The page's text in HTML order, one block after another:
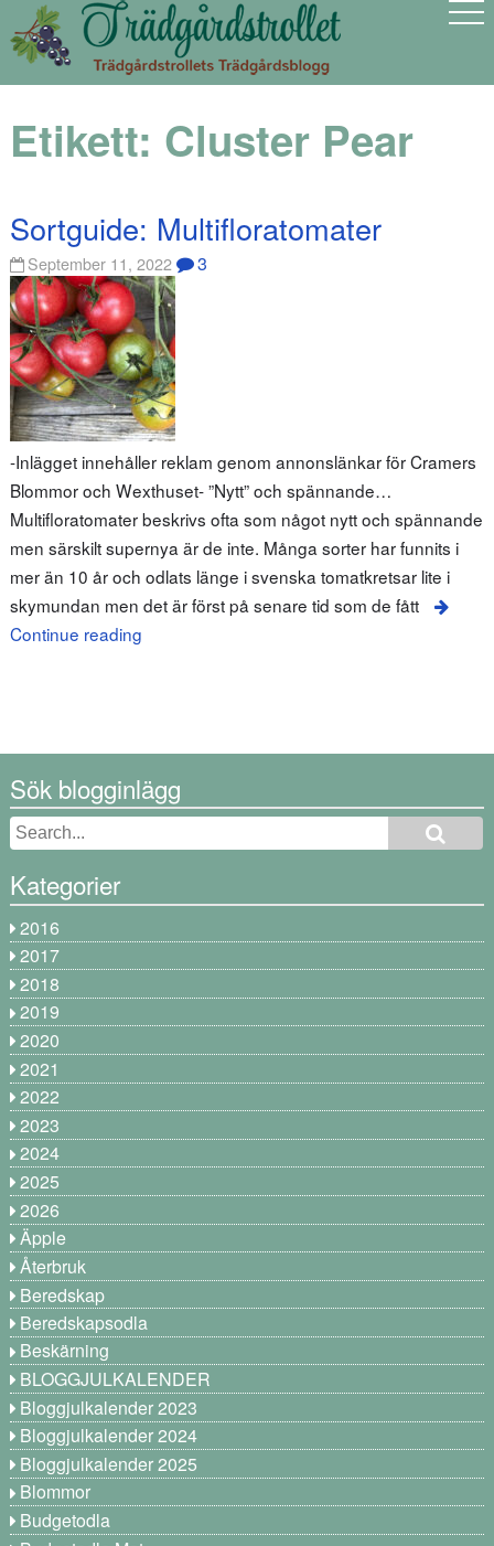
Etikett: Cluster Pear
Sortguide: Multifloratomater
September 11, 2022 3
-Inlägget innehåller reklam genom annonslänkar för Cramers
Blommor och Wexthuset- ”Nytt” och spännande…
Multifloratomater beskrivs ofta som något nytt och spännande
men särskilt supernya är de inte. Många sorter har funnits i
mer än 10 år och odlats länge i svenska tomatkretsar lite i
skymundan men det är först på senare tid som de fått
Continue reading
Sök blogginlägg
Kategorier
2016
2017
2018
2019
2020
2021
2022
2023
2024
2025
2026
Äpple
Återbruk
Beredskap
Beredskapsodla
Beskärning
BLOGGJULKALENDER
Bloggjulkalender 2023
Bloggjulkalender 2024
Bloggjulkalender 2025
Blommor
Budgetodla